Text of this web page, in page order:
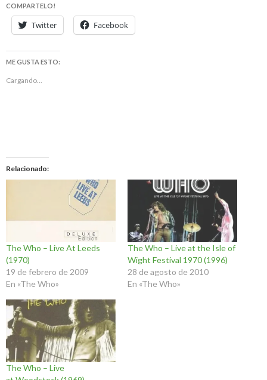
COMPARTELO!
Twitter Facebook
ME GUSTA ESTO:
Cargando...
Relacionado
The Who – Live At Leeds
(1970)
19 de febrero de 2009
En «The Who»
The Who – Live at the Isle of
Wight Festival 1970 (1996)
28 de agosto de 2010
En «The Who»
The Who – Live